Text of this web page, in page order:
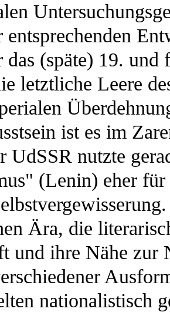
entsprechenden
das (späte) 19.
letztliche Leere
ist es im
UdSSR nutzte
(Lenin) eher
Ära, die
und ihre Nähe zur
nationalistisch